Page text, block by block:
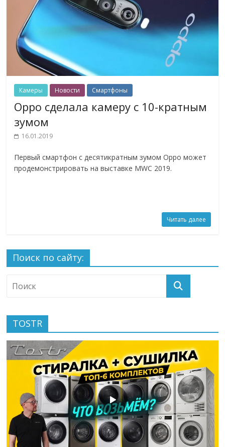
Камеры Новости Смартфоны
Oppo сделала камеру с 10-кратным
зумом
16.01.2019
Первый смартфон с десятикратным зумом Oppo может
продемонстрировать на выставке MWC 2019.
Читать далее
Поиск по сайту:
TOSTR